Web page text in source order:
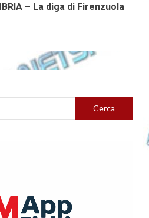
– La diga di Firenzuola
Cerca